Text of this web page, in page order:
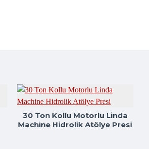
30 Ton Kollu Motorlu Linda
Machine Hidrolik Atölye Presi